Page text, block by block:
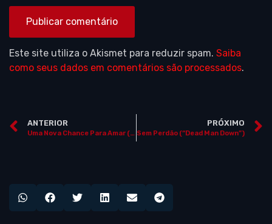
Este site utiliza o Akismet para reduzir spam. Saiba
como seus dados em comentários são processados.
ANTERIOR
Uma Nova Chance Para Amar (“The Face of Love”)
PRÓXIMO
Sem Perdão (“Dead Man Down”)